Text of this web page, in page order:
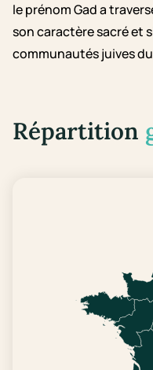
le prénom Gad a
son caractère sacré et
communautés juives
Répartition